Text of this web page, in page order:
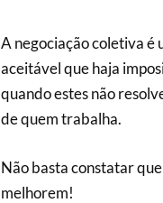
A negociação coletiva é
aceitável que haja
quando estes não
de quem trabalha.
Não basta constatar
melhorem!